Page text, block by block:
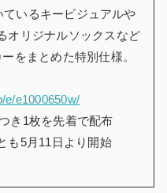
いるキービジュアルや
オリジナルソックスなど
をまとめた特別仕様。
e/e1000650w/
き1枚を先着で配布
も5月11日より開始